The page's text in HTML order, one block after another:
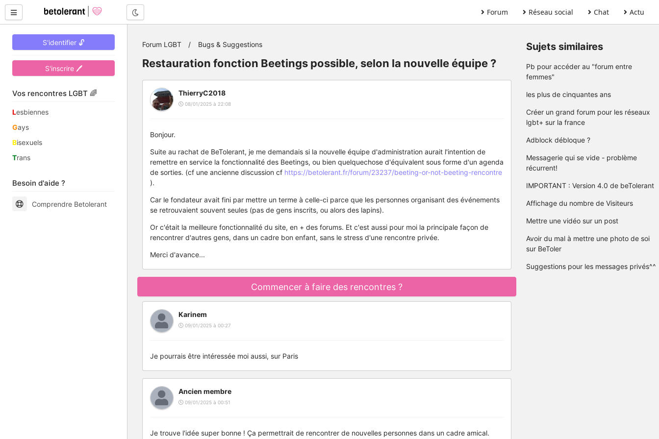
Forum Réseau social Chat Actu
S'identifier 🔓
S'inscrire 🖊
Vos rencontres LGBT 🌈
Lesbiennes
Gays
Bisexuels
Trans
Besoin d'aide ?
Comprendre Betolerant
Forum LGBT Bugs & Suggestions
Restauration fonction Beetings possible, selon la nouvelle équipe ?
ThierryC2018
08/01/2025 à 22:08
Bonjour.
Suite au rachat de BeTolerant, je me demandais si la nouvelle équipe d'administration aurait l'intention de
remettre en service la fonctionnalité des Beetings, ou bien quelquechose d'équivalent sous forme d'un agenda
de sorties. (cf une ancienne discussion cf https://betolerant.fr/forum/23237/beeting-or-not-beeting-rencontre
).
Car le fondateur avait fini par mettre un terme à celle-ci parce que les personnes organisant des événements
se retrouvaient souvent seules (pas de gens inscrits, ou alors des lapins).
Or c'était la meilleure fonctionnalité du site, en + des forums. Et c'est aussi pour moi la principale façon de
rencontrer d'autres gens, dans un cadre bon enfant, sans le stress d'une rencontre privée.
Merci d'avance...
Commencer à faire des rencontres ?
Karinem
09/01/2025 à 00:27
Je pourrais être intéressée moi aussi, sur Paris
Ancien membre
09/01/2025 à 00:51
Je trouve l'idée super bonne ! Ça permettrait de rencontrer de nouvelles personnes dans un cadre amical.
Sujets similaires
Pb pour accéder au "forum entre
femmes"
les plus de cinquantes ans
Créer un grand forum pour les réseaux
lgbt+ sur la france
Adblock débloque ?
Messagerie qui se vide - problème
récurrent!
IMPORTANT : Version 4.0 de beTolerant
Affichage du nombre de Visiteurs
Mettre une vidéo sur un post
Avoir du mal à mettre une photo de soi
sur BeToler
Suggestions pour les messages privés^^